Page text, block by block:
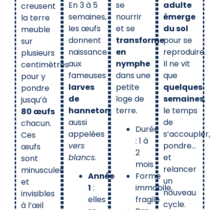
creusent
la terre
meuble
sur
plusieurs
centimètres
pour y
pondre
jusqu’à
80 œufs
chacun.
Ces
œufs
sont
minuscules
et
invisibles
à l’œil
En 3 à 5
semaines,
les œufs
donnent
naissance
aux
fameuses
larves
de
hanneton,
aussi
appelées
vers
blancs.
Année
1 :
elles
se
nourrir
et se
transforme
en
nymphe
dans une
petite
loge de
terre.
Durée
: 1 à
2
mois
Forme
immobile,
fragile
adulte
émerge
du sol
pour se
reproduire.
Il ne vit
que
quelques
semaines,
le temps
de
s’accoupler,
pondre…
et
relancer
un
nouveau
cycle.